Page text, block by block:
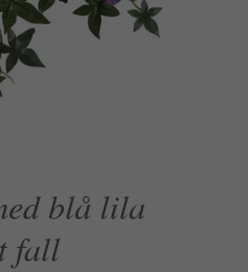
blå lila
fall